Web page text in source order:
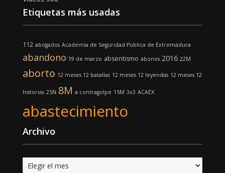
Etiquetas más usadas
112 abogados Academia de Seguridad Pública de Extremadura
abandono 19 de marzo absentismo abonos 2016 22M
aborto 12 meses 12 batallas 12 meses 12 leyendas 12 meses 12
historias 25N 8M a contragolpe 15M 3x3 ACAEX
abastecimiento
Archivo
Archivo